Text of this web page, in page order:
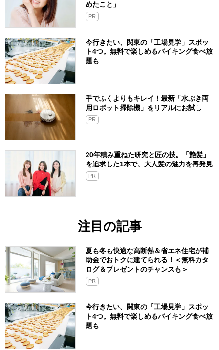
めたこと」
PR
今行きたい、関東の「工場見学」スポッ
ト4つ。無料で楽しめるバイキング食べ放
題も
手でふくよりもキレイ！最新「水ぶき両
用ロボット掃除機」をリアルにお試し
PR
20年積み重ねた研究と匠の技。「艶髪」
を追求した1本で、大人髪の魅力を再発見
PR
注目の記事
夏も冬も快適な高断熱＆省エネ住宅が補
助金でおトクに建てられる！＜無料カタ
ログ＆プレゼントのチャンスも＞
PR
今行きたい、関東の「工場見学」スポッ
ト4つ。無料で楽しめるバイキング食べ放
題も